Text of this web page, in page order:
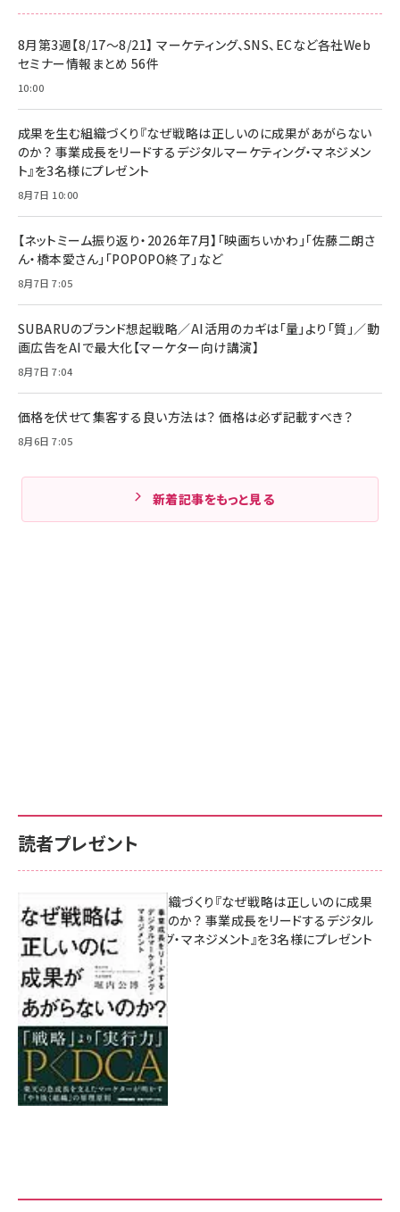
8月第3週【8/17～8/21】 マーケティング、SNS、ECなど各社Web
セミナー情報まとめ 56件
10:00
成果を生む組織づくり『なぜ戦略は正しいのに成果があがらない
のか？ 事業成長をリードするデジタルマーケティング・マネジメン
ト』を3名様にプレゼント
8月7日 10:00
【ネットミーム振り返り・2026年7月】「映画ちいかわ」「佐藤二朗さ
ん・橋本愛さん」「POPOPO終了」など
8月7日 7:05
SUBARUのブランド想起戦略／AI活用のカギは「量」より「質」／動
画広告をAIで最大化【マーケター向け講演】
8月7日 7:04
価格を伏せて集客する良い方法は？ 価格は必ず記載すべき？
8月6日 7:05
新着記事をもっと見る
読者プレゼント
成果を生む組織づくり『なぜ戦略は正しいのに成果
があがらないのか？ 事業成長をリードするデジタル
マーケティング・マネジメント』を3名様にプレゼント
8月7日 10:00